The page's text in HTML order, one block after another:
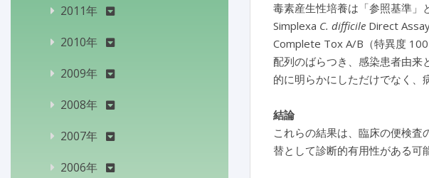
毒素産生性培養は「参照基準」
Simplexa C. difficile Direct
Complete Tox A/B（特異度
配列のばらつき、感染患者由来
的に明らかにしただけでなく、
結論
これらの結果は、臨床の便検
替として診断的有用性がある可
2011年
2010年
2009年
2008年
2007年
2006年